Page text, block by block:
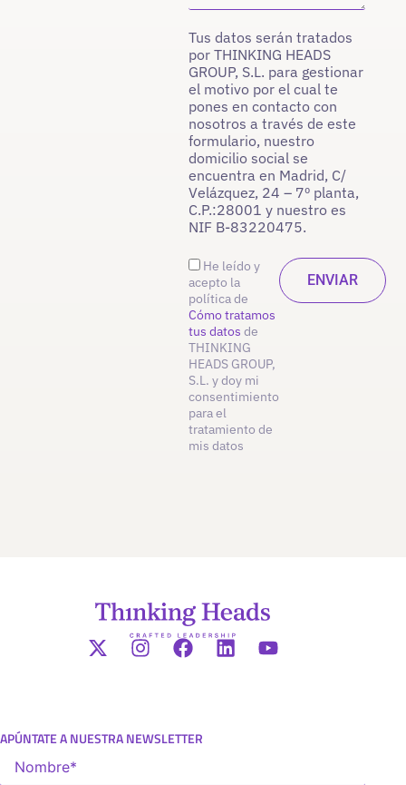
Tus datos serán tratados
por THINKING HEADS
GROUP, S.L. para gestionar
el motivo por el cual te
pones en contacto con
nosotros a través de este
formulario, nuestro
domicilio social se
encuentra en Madrid, C/
Velázquez, 24 – 7º planta,
C.P.:28001 y nuestro es
NIF B-83220475.
He leído y
acepto la
política de
Cómo tratamos
tus datos de
THINKING
HEADS GROUP,
S.L. y doy mi
consentimiento
para el
tratamiento de
mis datos
APÚNTATE A NUESTRA NEWSLETTER